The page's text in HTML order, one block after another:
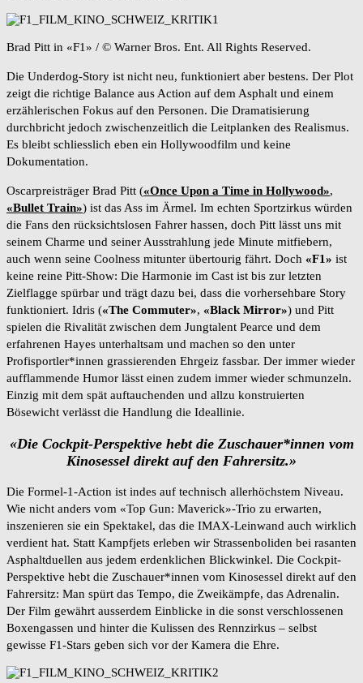
Brad Pitt in «F1» / © Warner Bros. Ent. All Rights Reserved.
Die Underdog-Story ist nicht neu, funktioniert aber bestens. Der Plot
zeigt die richtige Balance aus Action auf dem Asphalt und einem
erzählerischen Fokus auf den Personen. Die Dramatisierung
durchbricht jedoch zwischenzeitlich die Leitplanken des Realismus.
Es bleibt schliesslich eben ein Hollywoodfilm und keine
Dokumentation.
Oscarpreisträger Brad Pitt («Once Upon a Time in Hollywood»,
«Bullet Train») ist das Ass im Ärmel. Im echten Sportzirkus würden
die Fans den rücksichtslosen Fahrer hassen, doch Pitt lässt uns mit
seinem Charme und seiner Ausstrahlung jede Minute mitfiebern,
auch wenn seine Coolness mitunter übertourig fährt. Doch «F1» ist
keine reine Pitt-Show: Die Harmonie im Cast ist bis zur letzten
Zielflagge spürbar und trägt dazu bei, dass die vorhersehbare Story
funktioniert. Idris («The Commuter», «Black Mirror») und Pitt
spielen die Rivalität zwischen dem Jungtalent Pearce und dem
erfahrenen Hayes unterhaltsam und machen so den unter
Profisportler*innen grassierenden Ehrgeiz fassbar. Der immer wieder
aufflammende Humor lässt einen zudem immer wieder schmunzeln.
Einzig mit dem spät auftauchenden und allzu konstruierten
Bösewicht verlässt die Handlung die Ideallinie.
«Die Cockpit-Perspektive hebt die Zuschauer*innen vom
Kinosessel direkt auf den Fahrersitz.»
Die Formel-1-Action ist indes auf technisch allerhöchstem Niveau.
Wie nicht anders vom «Top Gun: Maverick»-Trio zu erwarten,
inszenieren sie ein Spektakel, das die IMAX-Leinwand auch wirklich
verdient hat. Statt Kampfjets erleben wir Strassenboliden bei rasanten
Asphaltduellen aus jedem erdenklichen Blickwinkel. Die Cockpit-
Perspektive hebt die Zuschauer*innen vom Kinosessel direkt auf den
Fahrersitz: Man spürt das Tempo, die Zweikämpfe, das Adrenalin.
Der Film gewährt ausserdem Einblicke in die sonst verschlossenen
Boxengassen und hinter die Kulissen des Rennzirkus – selbst
gewisse F1-Stars geben sich vor der Kamera die Ehre.